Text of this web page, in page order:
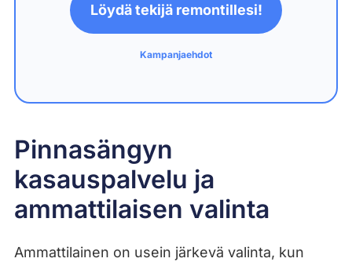
Löydä tekijä remontillesi!
Kampanjaehdot
Pinnasängyn
kasauspalvelu ja
ammattilaisen valinta
Ammattilainen on usein järkevä valinta, kun